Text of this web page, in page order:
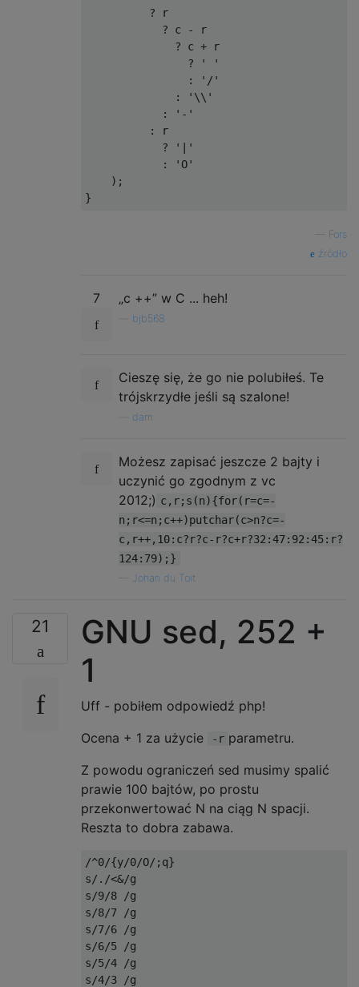
? r
? c -
r
? c + r
?
' '
:
'/'
:
'\\'
:
'-'
:
r
?
'|'
:
'O'
);
}
Fors
źródło
7 „c ++” w C ... heh!
bjb568
Cieszę się, że go nie polubiłeś. Te
trójskrzydłe jeśli są szalone!
dam
Możesz zapisać jeszcze 2 bajty i
uczynić go zgodnym z vc
2012;) c,r;s(n){for(r=c=-
n;r<=n;c++)putchar(c>n?c=-
c,r++,10:c?r?c-r?c+r?32:47:92:45:r?
124:79);}
Johan du Toit
21
GNU sed, 252 +
1
Uff - pobiłem odpowiedź php!
Ocena + 1 za użycie
-r parametru.
Z powodu ograniczeń sed musimy spalić
prawie 100 bajtów, po prostu
przekonwertować N na ciąg N spacji.
Reszta to dobra zabawa.
/^0/{y/0/O/;q}
s/./<&/g
s/9/8 /g
s/8/7 /g
s/7/6 /g
s/6/5 /g
s/5/4 /g
s/4/3 /g